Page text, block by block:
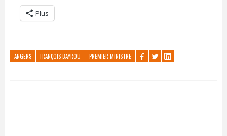
Plus
ANGERS FRANÇOIS BAYROU PREMIER MINISTRE